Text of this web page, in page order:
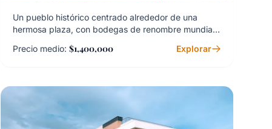
Un pueblo histórico centrado alrededor de una
hermosa plaza, con bodegas de renombre mundial
Precio medio: $1,400,000 Explorar